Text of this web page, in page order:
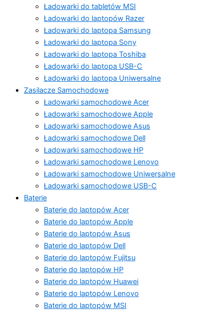
Ładowarki do tabletów MSI
Ładowarki do laptopów Razer
Ładowarki do laptopa Samsung
Ładowarki do laptopa Sony
Ładowarki do laptopa Toshiba
Ładowarki do laptopa USB-C
Ładowarki do laptopa Uniwersalne
Zasilacze Samochodowe
Ładowarki samochodowe Acer
Ładowarki samochodowe Apple
Ładowarki samochodowe Asus
Ładowarki samochodowe Dell
Ładowarki samochodowe HP
Ładowarki samochodowe Lenovo
Ładowarki samochodowe Uniwersalne
Ładowarki samochodowe USB-C
Baterie
Baterie do laptopów Acer
Baterie do laptopów Apple
Baterie do laptopów Asus
Baterie do laptopów Dell
Baterie do laptopów Fujitsu
Baterie do laptopów HP
Baterie do laptopów Huawei
Baterie do laptopów Lenovo
Baterie do laptopów MSI